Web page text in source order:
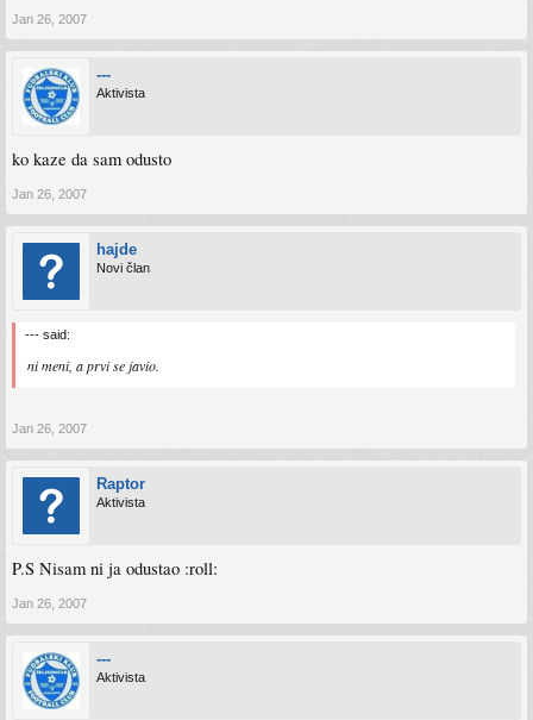
Jan 26, 2007
---
Aktivista
ko kaze da sam odusto
Jan 26, 2007
hajde
Novi član
--- said:
ni meni, a prvi se javio.
Jan 26, 2007
Raptor
Aktivista
P.S Nisam ni ja odustao :roll:
Jan 26, 2007
---
Aktivista